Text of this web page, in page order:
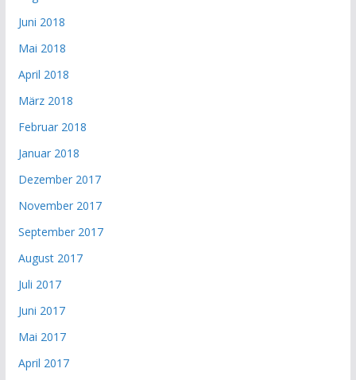
Juni 2018
Mai 2018
April 2018
März 2018
Februar 2018
Januar 2018
Dezember 2017
November 2017
September 2017
August 2017
Juli 2017
Juni 2017
Mai 2017
April 2017